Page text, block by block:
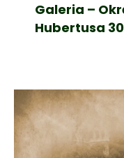
Galeria –
Hubertusa